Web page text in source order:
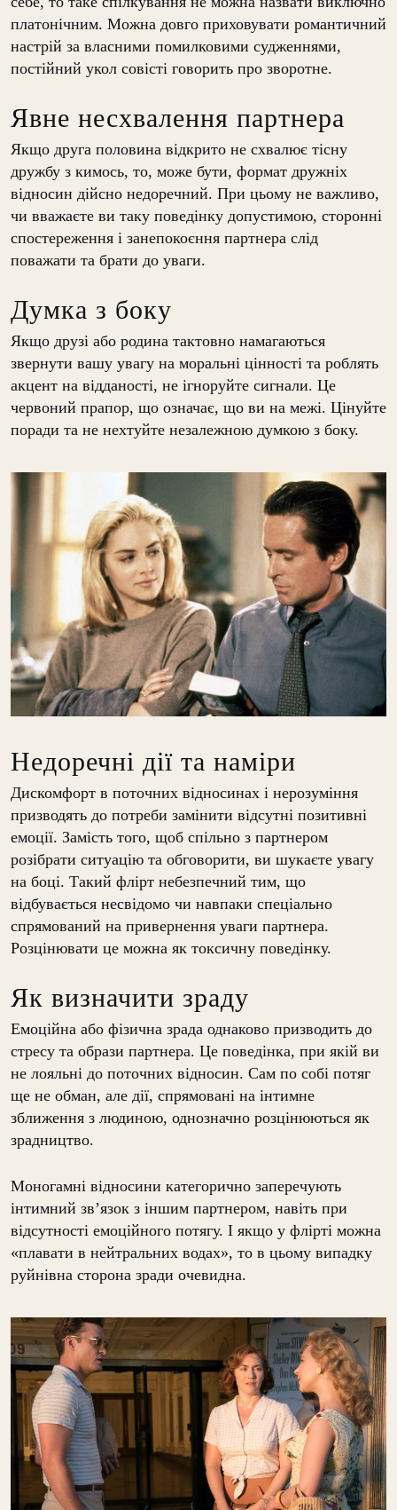
платонічним. Можна довго приховувати романтичний
настрій за власними помилковими судженнями,
постійний укол совісті говорить про зворотне.
Явне несхвалення партнера
Якщо друга половина відкрито не схвалює тісну
дружбу з кимось, то, може бути, формат дружніх
відносин дійсно недоречний. При цьому не важливо,
чи вважаєте ви таку поведінку допустимою, сторонні
спостереження і занепокоєння партнера слід
поважати та брати до уваги.
Думка з боку
Якщо друзі або родина тактовно намагаються
звернути вашу увагу на моральні цінності та роблять
акцент на відданості, не ігноруйте сигнали. Це
червоний прапор, що означає, що ви на межі. Цінуйте
поради та не нехтуйте незалежною думкою з боку.
Недоречні дії та наміри
Дискомфорт в поточних відносинах і нерозуміння
призводять до потреби замінити відсутні позитивні
емоції. Замість того, щоб спільно з партнером
розібрати ситуацію та обговорити, ви шукаєте увагу
на боці. Такий флірт небезпечний тим, що
відбувається несвідомо чи навпаки спеціально
спрямований на привернення уваги партнера.
Розцінювати це можна як токсичну поведінку.
Як визначити зраду
Емоційна або фізична зрада однаково призводить до
стресу та образи партнера. Це поведінка, при якій ви
не лояльні до поточних відносин. Сам по собі потяг
ще не обман, але дії, спрямовані на інтимне
зближення з людиною, однозначно розцінюються як
зрадництво.
Моногамні відносини категорично заперечують
інтимний зв’язок з іншим партнером, навіть при
відсутності емоційного потягу. І якщо у флірті можна
«плавати в нейтральних водах», то в цьому випадку
руйнівна сторона зради очевидна.